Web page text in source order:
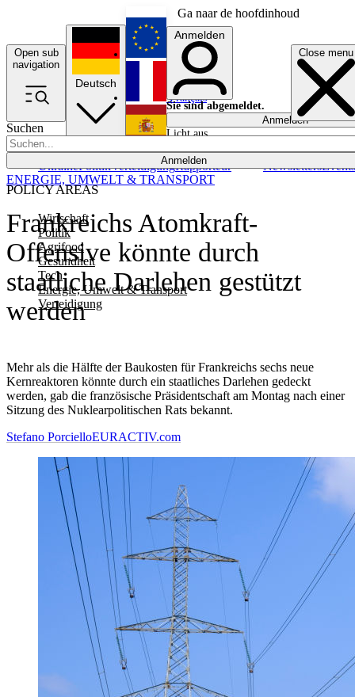
Ga naar de hoofdinhoud
Open sub
navigation
Close menu
Suchen
Anmelden
POLICY AREAS
Wirtschaft
Politik
Agrifood
Gesundheit
Tech
Energie, Umwelt & Transport
Verteidigung
UkrainePolitikVerteidigungRapporteur NewslettersEvents
Deutsch
English
Français
Anmelden
Sie sind abgemeldet.
Anmelden
Licht aus
Frankreichs Atomkraft-
Offensive könnte durch
staatliche Darlehen gestützt
werden
Mehr als die Hälfte der Baukosten für Frankreichs sechs neue
Kernreaktoren könnte durch ein staatliches Darlehen gedeckt
werden, gab die französische Präsidentschaft am Montag nach einer
Sitzung des Nuklearpolitischen Rats bekannt.
ENERGIE, UMWELT & TRANSPORT
Stefano PorcielloEURACTIV.com